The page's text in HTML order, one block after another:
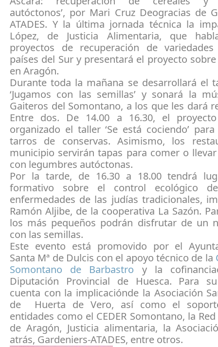
autóctonos’, por Mari Cruz Deogracias de
ATADES. Y la última jornada técnica la
López, de Justicia Alimentaria, que
proyectos de recuperación de
países del Sur y presentará el proyecto
en Aragón.
Durante toda la mañana se desarrollará el
‘Jugamos con las semillas’ y sonará la
Gaiteros del Somontano, a los que les dará
Entre dos. De 14.00 a 16.30, el proyecto
organizado el taller ‘Se está cociendo’
tarros de conservas. Asimismo, los
municipio servirán tapas para comer o
con legumbres autóctonas.
Por la tarde, de 16.30 a 18.00 tendrá
formativo sobre el control ecológico
enfermedades de las judías tradicionales,
Ramón Aljibe, de la cooperativa La Sazón.
los más pequeños podrán disfrutar de un
con las semillas.
Este evento está promovido por el
Santa Mª de Dulcis con el apoyo técnico de la
Somontano de Barbastro y la
Diputación Provincial de Huesca. Para
cuenta con la implicaciónde la Asociación
de Huerta de Vero, así como el
entidades como el CEDER Somontano, la
de Aragón, Justicia alimentaria, la
atrás, Gardeniers-ATADES, entre otros.